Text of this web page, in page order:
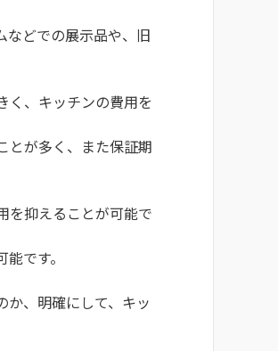
などでの展示品や、旧
く、キッチンの費用を
とが多く、また保証期
を抑えることが可能で
です。
か、明確にして、キッ